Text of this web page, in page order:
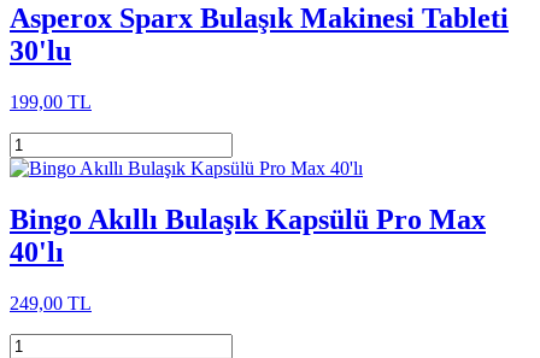
Asperox Sparx Bulaşık Makinesi Tableti
30'lu
199,00 TL
Bingo Akıllı Bulaşık Kapsülü Pro Max
40'lı
249,00 TL